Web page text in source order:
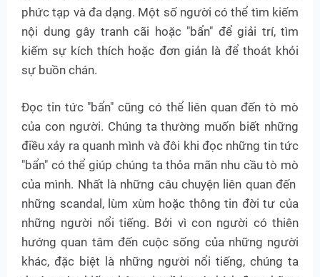
phức tạp và đa dạng. Một số người có thể tìm kiếm
nội dung gây tranh cãi hoặc "bẩn" để giải trí, tìm
kiếm sự kích thích hoặc đơn giản là để thoát khỏi
sự buồn chán.
Đọc tin tức "bẩn" cũng có thể liên quan đến tò mò
của con người. Chúng ta thường muốn biết những
điều xảy ra quanh mình và đôi khi đọc những tin tức
"bẩn" có thể giúp chúng ta thỏa mãn nhu cầu tò mò
của mình. Nhất là những câu chuyện liên quan đến
những scandal, lùm xùm hoặc thông tin đời tư của
những người nổi tiếng. Bởi vì con người có thiên
hướng quan tâm đến cuộc sống của những người
khác, đặc biệt là những người nổi tiếng, chúng ta